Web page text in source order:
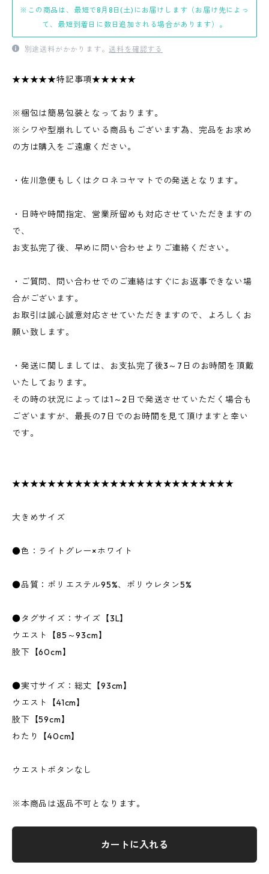
※この商品は、最短で8月8日(土)にお届けします（お届け先によっ
て、最短到着日に数日追加される場合があります）。
別途送料がかかります。送料を確認する
★★★★★特記事項★★★★★
※梱包は簡易包装となっております。
※シワや型崩れしている商品もございます為、完品をお求め
の方は購入をご遠慮ください。
・佐川急便もしくはクロネコヤマトでの発送となります。
・日時や時間指定、営業所留めも対応させていただきますの
で、
お支払完了後、早めに問い合わせよりご連絡ください。
・ご質問、問い合わせでのご連絡はすぐにお返事できない場
合がございます。
お取引は誠心誠意対応させていただきますので、よろしくお
願い致します。
・発送に関しましては、お支払完了後3～7日のお時間を頂戴
いたしております。
その時の状況によっては1～2日で発送させていただく場合も
ございますが、最長の7日でのお時間を見て頂けますと幸い
です。
★★★★★★★★★★★★★★★★★★★★★★★★★
大きめサイズ
●色：ライトグレー×ホワイト
●品質：ポリエステル95%、ポリウレタン5%
●タグサイズ：サイズ【3L】
ウエスト【85～93cm】
股下【60cm】
●実寸サイズ：総丈【93cm】
ウエスト【41cm】
股下【59cm】
わたり【40cm】
ウエストボタンなし
※本商品は返品不可となります。
カートに入れる